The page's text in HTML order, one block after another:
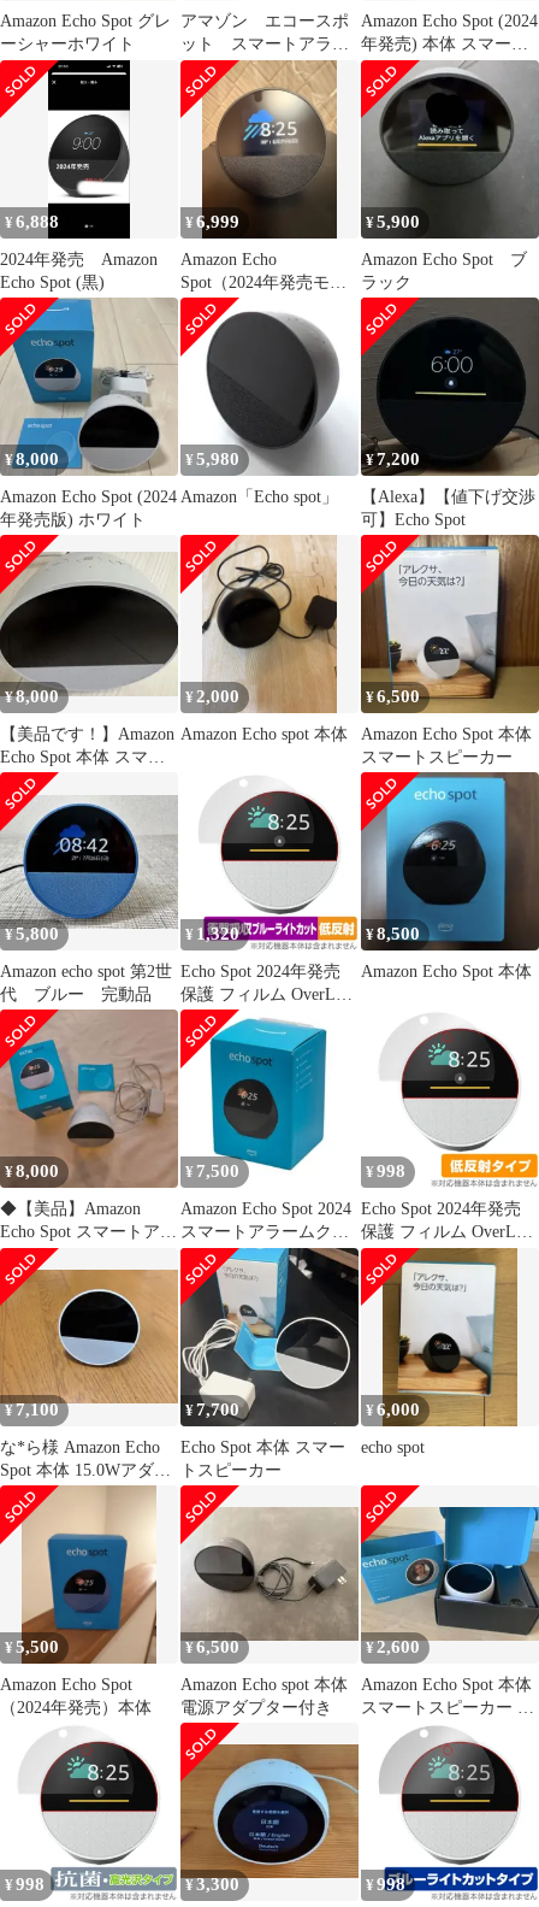
Amazon Echo Spot グレ
ーシャーホワイト
アマゾン エコースポ
ット スマートアラー
ムクロック 美品
2024年製 アレクサ
Amazon Echo Spot (2024
年発売) 本体 スマート
スピーカー
¥6,888
2024年発売 Amazon
Echo Spot (黒)
¥6,999
Amazon Echo
Spot（2024年発売モデ
ル）保護フィルム付
¥5,900
Amazon Echo Spot ブ
ラック
¥8,000
Amazon Echo Spot (2024
年発売版) ホワイト
¥5,980
Amazon「Echo spot」
¥7,200
【Alexa】【値下げ交渉
可】Echo Spot
¥8,000
【美品です！】Amazon
Echo Spot 本体 スマー
トスピーカー
¥ 2,000
Amazon Echo spot 本体
¥6,500
Amazon Echo Spot 本体
スマートスピーカー
¥5,800
Amazon echo spot 第2世
代 ブルー 完動品
¥ 1,320
Echo Spot 2024年発売
保護 フィルム OverLay
Absorber 低反射 for エ
コー スポット 衝撃吸収
反射防止 ブルーライト
カット 抗菌
¥8,500
Amazon Echo Spot 本体
¥8,000
◆【美品】Amazon
Echo Spot スマートアラ
ームクロック ホワイト
¥ 7,500
Amazon Echo Spot 2024
スマートアラームクロ
ック ブラック
¥ 998
Echo Spot 2024年発売
保護 フィルム OverLay
Plus for エコー スポッ
ト 液晶保護 アンチグレ
ア 反射防止 非光沢 指
紋防止
¥7,100
な*ら様 Amazon Echo
Spot 本体 15.0Wアダプ
ター付属
¥7,700
Echo Spot 本体 スマー
トスピーカー
¥6,000
echo spot
¥5,500
Amazon Echo Spot
（2024年発売）本体
¥6,500
Amazon Echo spot 本体
電源アダプター付き
¥2,600
Amazon Echo Spot 本体
スマートスピーカー 第
¥ 998 ¥3,300 ¥ 998